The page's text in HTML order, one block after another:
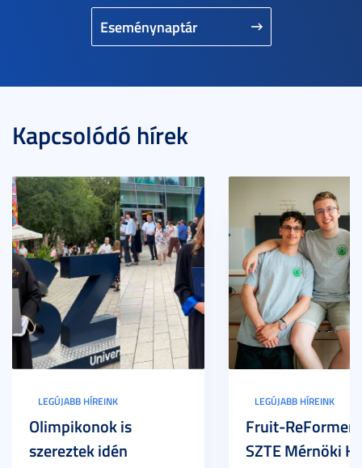
Eseménynaptár
Kapcsolódó hírek
LEGÚJABB HÍREINK
Olimpikonok is
szereztek idén
LEGÚJABB HÍREINK
Fruit-
SZTE Mérnöki